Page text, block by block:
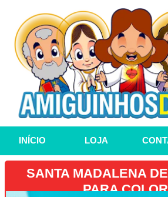
INÍCIO LOJA
SANTA MADALENA
PARA